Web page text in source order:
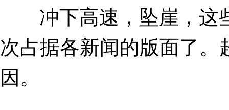
冲下高速，坠崖，这
次占据各新闻的版面了
因。